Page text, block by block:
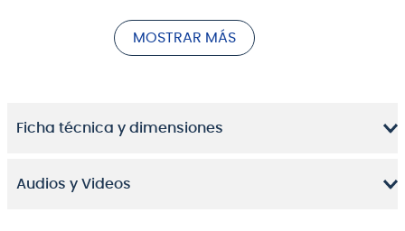
mundo de la música. Su sonido brillante y su facilidad
de ejecución lo convierten en una excelente opción
MOSTRAR MÁS
Ficha técnica y dimensiones
Audios y Videos